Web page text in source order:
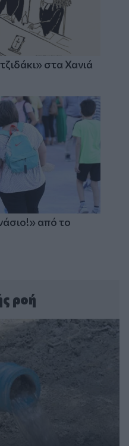
στα Χανιά
από το
ροή